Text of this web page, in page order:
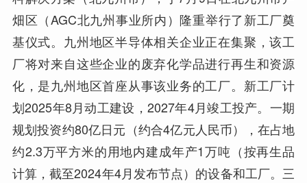
畑区（AGC北九州事业所内）隆重举行了新工厂奠
基仪式。九州地区半导体相关企业正在集聚，该工
厂将对来自这些企业的废弃化学品进行再生和资源
化，是九州地区首座从事该业务的工厂。新工厂计
划2025年8月动工建设，2027年4月竣工投产。一期
规划投资约80亿日元（约合4亿元人民币），在占地
约2.3万平方米的用地内建成年产1万吨（按再生品
计算，截至2024年4月发布节点）的设备和工厂。三